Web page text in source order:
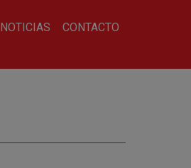
NOTICIAS CONTACTO